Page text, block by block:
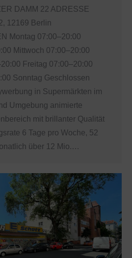
DAMM 22 ADRESSE
12169 Berlin
Montag 07:00–20:00
Mittwoch 07:00–20:00
Freitag 07:00–20:00
Sonntag Geschlossen
in Supermärkten im
Umgebung animierte
mit brillanter Qualität
6 Tage pro Woche, 52
über 12 Mio.…